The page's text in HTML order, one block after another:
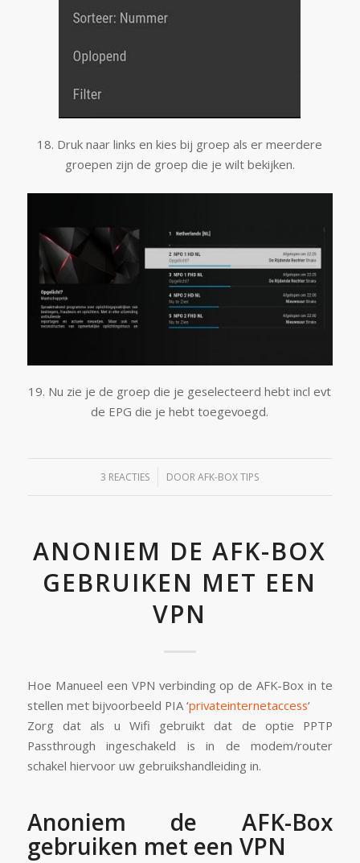
18. Druk naar links en kies bij groep als er meerdere
groepen zijn de groep die je wilt bekijken.
19. Nu zie je de groep die je geselecteerd hebt incl evt
de EPG die je hebt toegevoegd.
3 REACTIES
/ DOORAFK-BOX TIPS
ANONIEM DE AFK-BOX
GEBRUIKEN MET EEN
VPN
Hoe Manueel een VPN verbinding op de AFK-Box in te
stellen met bijvoorbeeld PIA ‘privateinternetaccess‘
Zorg dat als u Wifi gebruikt dat de optie PPTP
Passthrough ingeschakeld is in de modem/router
schakel hiervoor uw gebruikshandleiding in.
Anoniem de AFK-Box
gebruiken met een VPN